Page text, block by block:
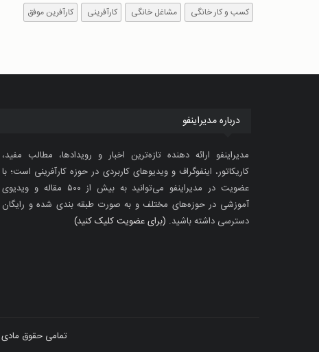
کسب و کار خانگی مشاغل خانگی کارآفرینی کارآفرین موفق
درباره مدیراینفو
مدیراینفو ارائه دهنده تازه‌ترین اخبار و رویدادها، مطالب مفید،
کاریکاتور، اینفوگراف و ویدیوهای کاربردی در حوزه کارآفرینی است؛ با
عضویت در مدیراینفو می‌توانید به بیش از ۵۰۰ مقاله و ویدیوی
آموزشی در حوزه‌های مختلف و به صورت طبقه بندی شده و رایگان
دسترسی داشته باشید. (برای عضویت کلیک کنید)
تمامی حقوق